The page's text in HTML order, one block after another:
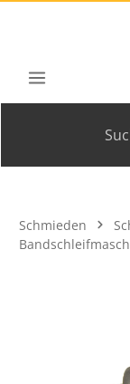
Zum Hauptinhalt
Schmieden